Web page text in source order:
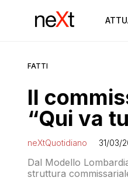
FATTI
Il
“Qui va
neXtQuotidiano 31/03/
Dal Modello
struttura